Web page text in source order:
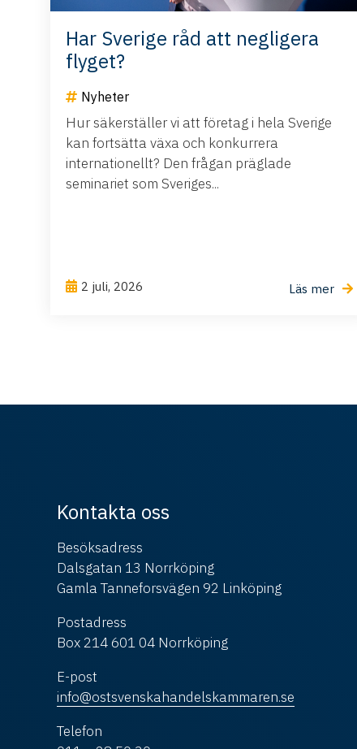
Har Sverige råd att negligera
flyget?
Nyheter
Hur säkerställer vi att företag i hela Sverige
kan fortsätta växa och konkurrera
internationellt? Den frågan präglade
seminariet som Sveriges...
2 juli, 2026 Läs mer
Kontakta oss
Besöksadress
Dalsgatan 13 Norrköping
Gamla Tanneforsvägen 92 Linköping
Postadress
Box 214 601 04 Norrköping
E-post
info@ostsvenskahandelskammaren.se
Telefon